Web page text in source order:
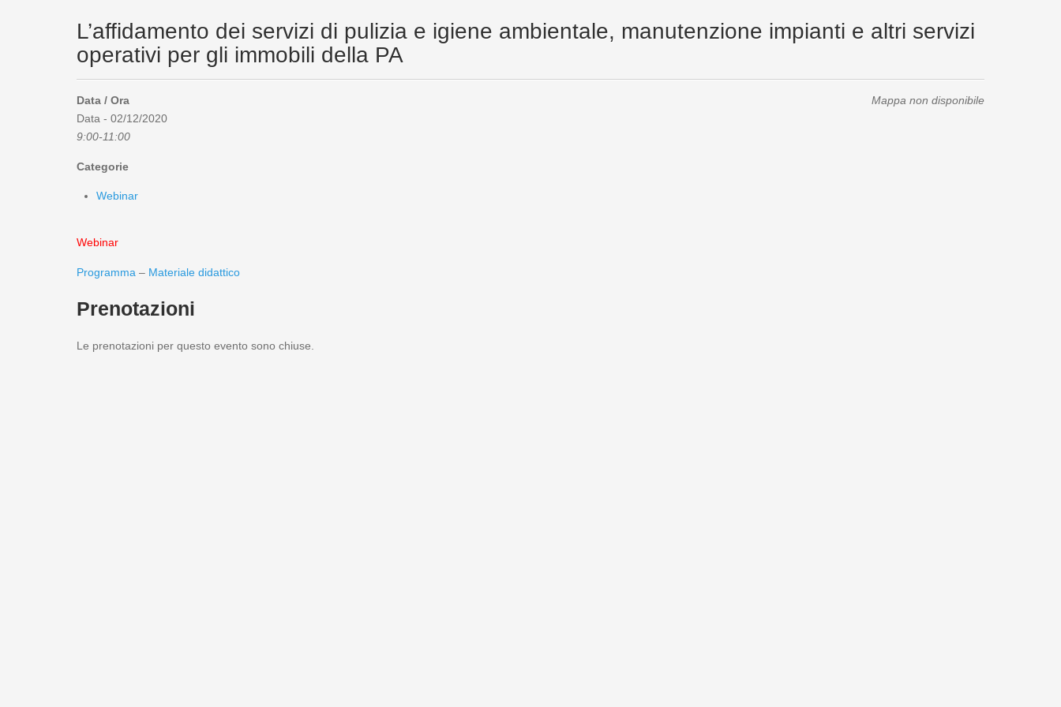
L’affidamento dei servizi di pulizia e igiene ambientale, manutenzione impianti e altri servizi
operativi per gli immobili della PA
Mappa non disponibile
Data / Ora
Data - 02/12/2020
9:00-11:00
Categorie
Webinar
Webinar
Programma – Materiale didattico
Prenotazioni
Le prenotazioni per questo evento sono chiuse.